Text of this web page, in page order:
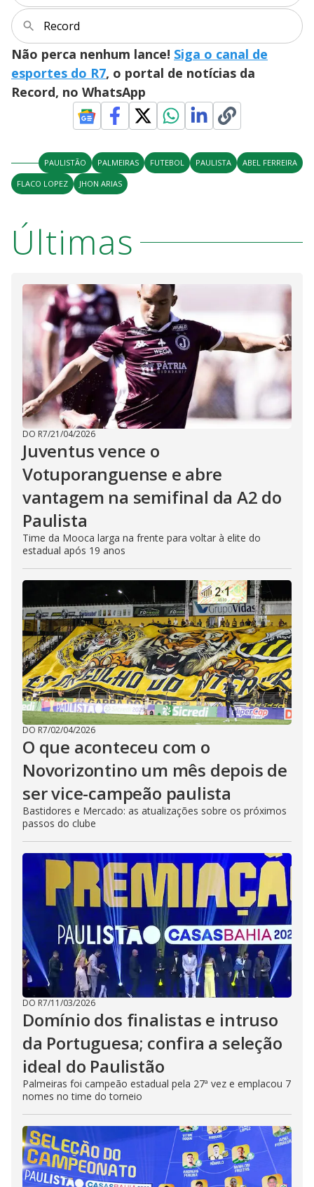
Record
Não perca nenhum lance! Siga o canal de
esportes do R7, o portal de notícias da
Record, no WhatsApp
PAULISTÃO PALMEIRAS FUTEBOL PAULISTA
ABEL FERREIRA
FLACO LOPEZ
JHON ARIAS
Últimas
DO R7/21/04/2026
Juventus vence o
Votuporanguense e abre
vantagem na semifinal da A2 do
Paulista
Time da Mooca larga na frente para voltar à elite do
estadual após 19 anos
DO R7/02/04/2026
O que aconteceu com o
Novorizontino um mês depois de
ser vice-campeão paulista
Bastidores e Mercado: as atualizações sobre os próximos
passos do clube
DO R7/11/03/2026
Domínio dos finalistas e intruso
da Portuguesa; confira a seleção
ideal do Paulistão
Palmeiras foi campeão estadual pela 27ª vez e emplacou 7
nomes no time do torneio